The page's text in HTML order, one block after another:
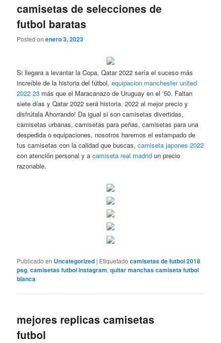
camisetas de selecciones de
futbol baratas
Posted onenero 3, 2023
Si llegara a levantar la Copa, Qatar 2022 sería el suceso más
increíble de la historia del fútbol,equipacion manchester united
2022 23 más que el Maracanazo de Uruguay en el ‘50. Faltan
siete días y Qatar 2022 será historia. 2022 al mejor precio y
disfrútala Ahorrando! Da igual si son camisetas divertidas,
camisetas urbanas, camisetas para peñas, camisetas para una
despedida o equipaciones, nosotros haremos el estampado de
tus camisetas con la calidad que buscas,camiseta japones 2022
con atención personal y acamiseta real madrid un precio
razonable.
Publicado en Uncategorized | Etiquetado camisetas de futbol 2018
psg,camisetas futbol instagram,quitar manchas camiseta futbol
blanca
mejores replicas camisetas
futbol